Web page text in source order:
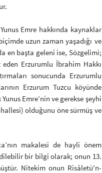
Emre hakkında kaynaklar
uzun zaman yaşadığı ve
en başta geleni ise, Sözgelimi;
Erzurumlu İbrahim Hakkı
sonucunda Erzurumlu
Erzurum Tuzcu köyünde
Emre’nin ve gerekse şeyhi
olduğunu öne sürmüş ve
makalesi de hayli önem
bir bilgi olarak; onun 13.
Nitekim onun Risâletü'n-